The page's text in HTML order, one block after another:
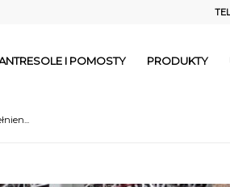
I POMOSTY PRODUKTY